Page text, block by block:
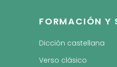
FORMACIÓN Y
Dicción castellana
Verso clásico